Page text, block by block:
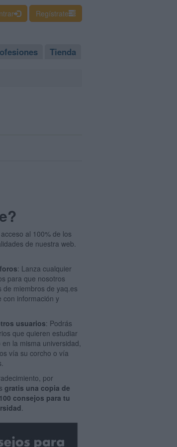
Regístrate
Tienda
al 100% de los
de nuestra web.
: Lanza cualquier
para que nosotros
de miembros de yaq.es
con información y
usuarios: Podrás
que quieren estudiar
la misma universidad,
vía su corcho o vía
por
gratis una copia de
consejos para tu
.